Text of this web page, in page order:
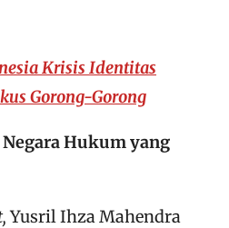
Krisis Identitas
Gorong-Gorong
Hukum yang
Yusril Ihza Mahendra